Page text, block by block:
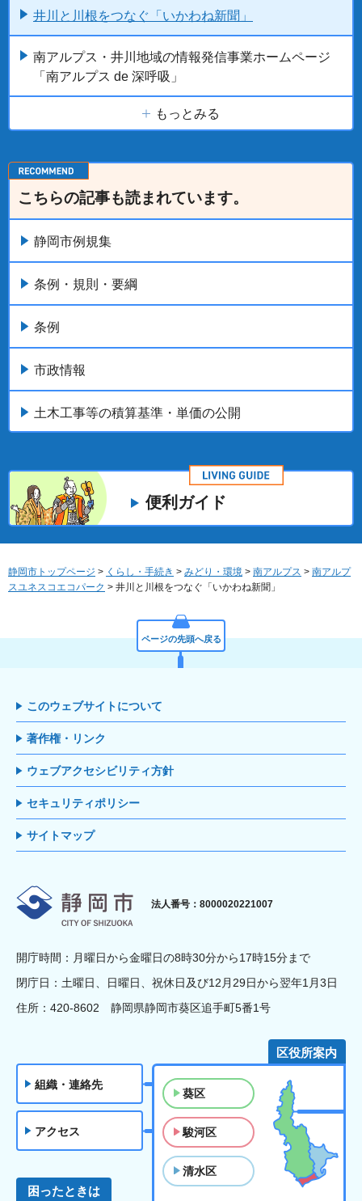
井川と川根をつなぐ「いかわね新聞」
南アルプス・井川地域の情報発信事業ホームページ
「南アルプス de 深呼吸」
もっとみる
こちらの記事も読まれています。
静岡市例規集
条例・規則・要綱
条例
市政情報
土木工事等の積算基準・単価の公開
便利ガイド
静岡市トップページ > くらし・手続き > みどり・環境 > 南アルプス > 南アルプ
スユネスコエコパーク > 井川と川根をつなぐ「いかわね新聞」
ページの先頭へ戻る
このウェブサイトについて
著作権・リンク
ウェブアクセシビリティ方針
セキュリティポリシー
サイトマップ
静岡市
法人番号：8000020221007
開庁時間：月曜日から金曜日の8時30分から17時15分まで
閉庁日：土曜日、日曜日、祝休日及び12月29日から翌年1月3日
住所：420-8602 静岡県静岡市葵区追手町5番1号
組織・連絡先
アクセス
区役所案内
葵区
駿河区
清水区
困ったときは